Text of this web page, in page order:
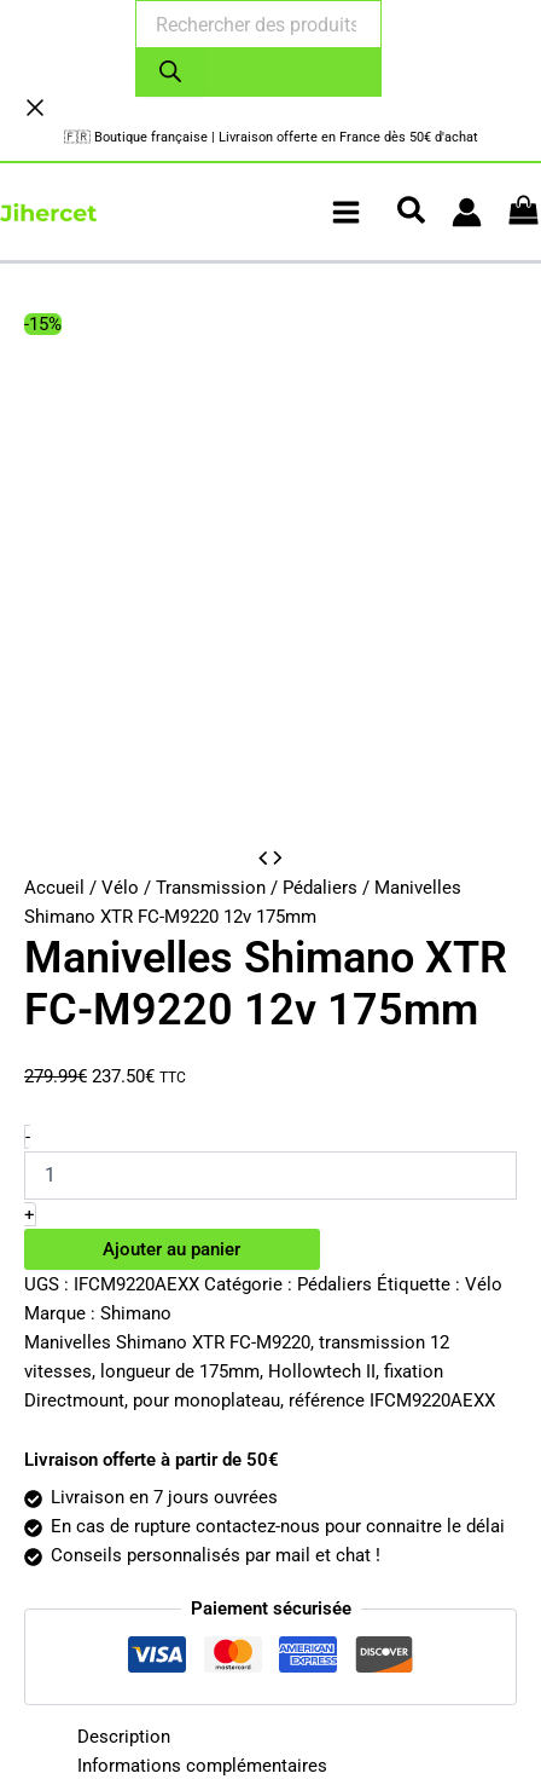
produits
🇫🇷 Boutique française | Livraison offerte en France dès 50€ d'achat
-15%
Accueil / Vélo / Transmission / Pédaliers / Manivelles
Shimano XTR FC-M9220 12v 175mm
Manivelles Shimano XTR
FC-M9220 12v 175mm
279.99€ Le
237.50€Le
TTC
-quantité
de
Manivelles
Shimano
XTR
M9220
12v
175mm
+
Ajouter au panier
UGS : IFCM9220AEXX Catégorie : Pédaliers Étiquette : Vélo
Marque : Shimano
Manivelles Shimano XTR FC-M9220, transmission 12
vitesses, longueur de 175mm, Hollowtech II, fixation
Directmount, pour monoplateau, référence IFCM9220AEXX
Livraison offerte à partir de 50€
Livraison en 7 jours ouvrées
En cas de rupture contactez-nous pour connaitre le délai
Conseils personnalisés par mail et chat !
Paiement sécurisée
Description
Informations complémentaires